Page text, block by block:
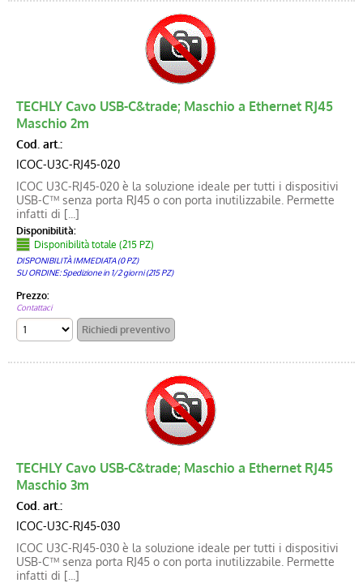
TECHLY Cavo USB-C&trade; Maschio a Ethernet RJ45
Maschio 2m
Cod. art.:
ICOC-U3C-RJ45-020
ICOC U3C-RJ45-020 è la soluzione ideale per tutti i dispositivi
USB-C™ senza porta RJ45 o con porta inutilizzabile. Permette
infatti di [...]
Disponibilità:
Disponibilità totale (215 PZ)
DISPONIBILITÀ IMMEDIATA (0 PZ)
SU ORDINE: Spedizione in 1/2 giorni (215 PZ)
Prezzo:
Contattaci
TECHLY Cavo USB-C&trade; Maschio a Ethernet RJ45
Maschio 3m
Cod. art.:
ICOC-U3C-RJ45-030
ICOC U3C-RJ45-030 è la soluzione ideale per tutti i dispositivi
USB-C™ senza porta RJ45 o con porta inutilizzabile. Permette
infatti di [...]